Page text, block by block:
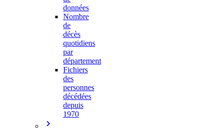
données
Nombre
de
décès
quotidiens
par
département
Fichiers
des
personnes
décédées
depuis
1970